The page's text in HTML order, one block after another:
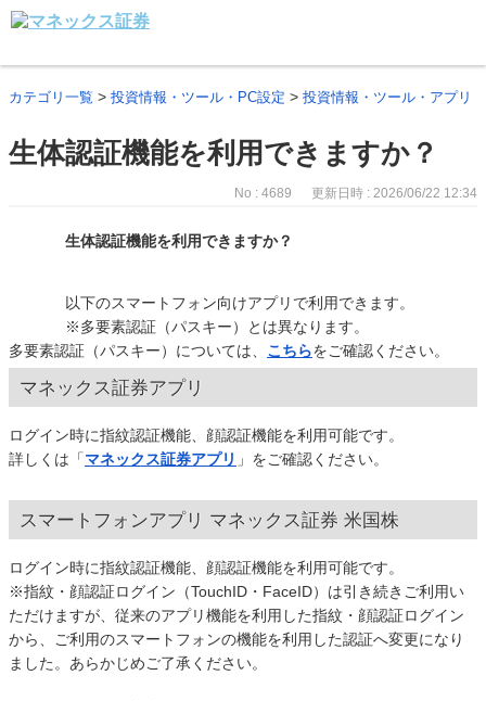
カテゴリ一覧 > 投資情報・ツール・PC設定 > 投資情報・ツール・アプリ
生体認証機能を利用できますか？
No : 4689 更新日時 : 2026/06/22 12:34
生体認証機能を利用できますか？
以下のスマートフォン向けアプリで利用できます。
※多要素認証（パスキー）とは異なります。
多要素認証（パスキー）については、 こちらをご確認ください。
マネックス証券アプリ
ログイン時に指紋認証機能、顔認証機能を利用可能です。
詳しくは「マネックス証券アプリ 」をご確認ください。
スマートフォンアプリ マネックス証券 米国株
ログイン時に指紋認証機能、顔認証機能を利用可能です。
※指紋・顔認証ログイン（TouchID・FaceID）は引き続きご利用い
ただけますが、従来のアプリ機能を利用した指紋・顔認証ログイン
から、ご利用のスマートフォンの機能を利用した認証へ変更になり
ました。あらかじめご了承ください。